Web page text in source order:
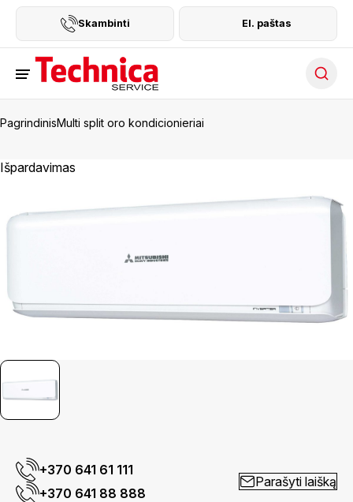
Skambinti El. paštas
PagrindinisMulti split oro kondicionieriai
Išpardavimas
+370 641 61 111
+370 641 88 888
Parašyti laišką